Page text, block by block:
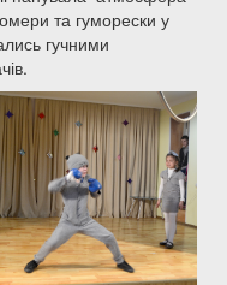
та гуморески у
гучними